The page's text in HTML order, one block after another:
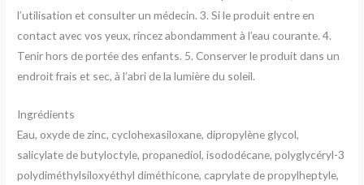
l’utilisation et consulter un médecin. 3. Si le produit entre en
contact avec vos yeux, rincez abondamment à l’eau courante. 4.
Tenir hors de portée des enfants. 5. Conserver le produit dans un
endroit frais et sec, à l’abri de la lumière du soleil.
Ingrédients
Eau, oxyde de zinc, cyclohexasiloxane, dipropylène glycol,
salicylate de butyloctyle, propanediol, isododécane, polyglycéryl-3
polydiméthylsiloxyéthyl diméthicone, caprylate de propylheptyle,